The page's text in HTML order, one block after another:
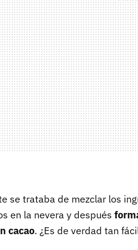
se trataba de mezclar los
en la nevera y después
cacao. ¿Es de verdad tan